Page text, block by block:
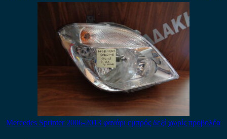
Mercedes Sprinter 2006-2013 φανάρι εμπρός δεξί χωρίς προβολέα